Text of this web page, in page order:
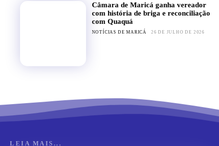
Câmara de Maricá ganha vereador
com história de briga e reconciliação
com Quaquá
NOTÍCIAS DE MARICÁ 26 DE JULHO DE 2026
LEIA MAIS...